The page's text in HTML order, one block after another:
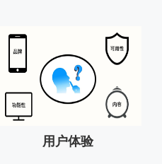
用户体验